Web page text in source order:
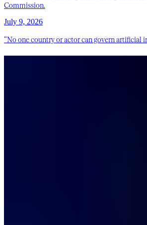
Commission.
July 9, 2026
“No one country or actor can govern artificial